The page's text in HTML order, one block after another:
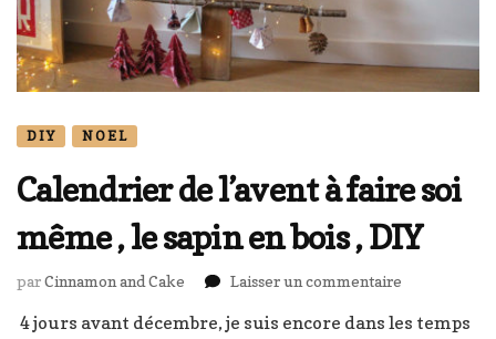
DIY NOEL
Calendrier de l’avent à faire soi
même , le sapin en bois , DIY
parCinnamon and Cake Laisser un commentaire
de
4 jours avant décembre, je suis encore dans les temps